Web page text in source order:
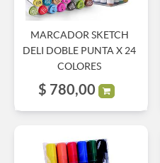
MARCADOR SKETCH
DELI DOBLE PUNTA X 24
COLORES
$ 780,00